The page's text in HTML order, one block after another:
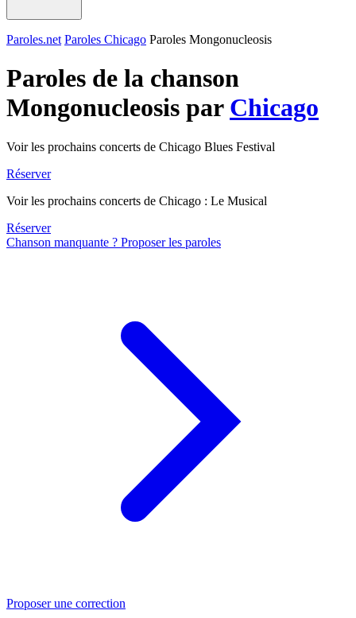
Paroles.net Paroles Chicago Paroles Mongonucleosis
Paroles de la chanson
Mongonucleosis par Chicago
Voir les prochains concerts de Chicago Blues Festival
Réserver
Voir les prochains concerts de Chicago : Le Musical
Réserver
Chanson manquante ? Proposer les paroles
Proposer une correction